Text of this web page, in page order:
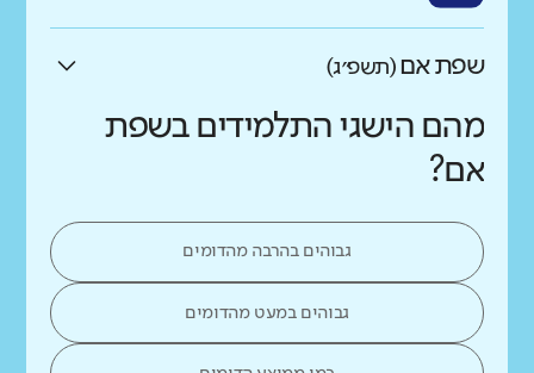
שפת אם(תשפ״ג)
מהם הישגי התלמידים בשפת
אם?
גבוהים בהרבה מהדומים
גבוהים במעט מהדומים